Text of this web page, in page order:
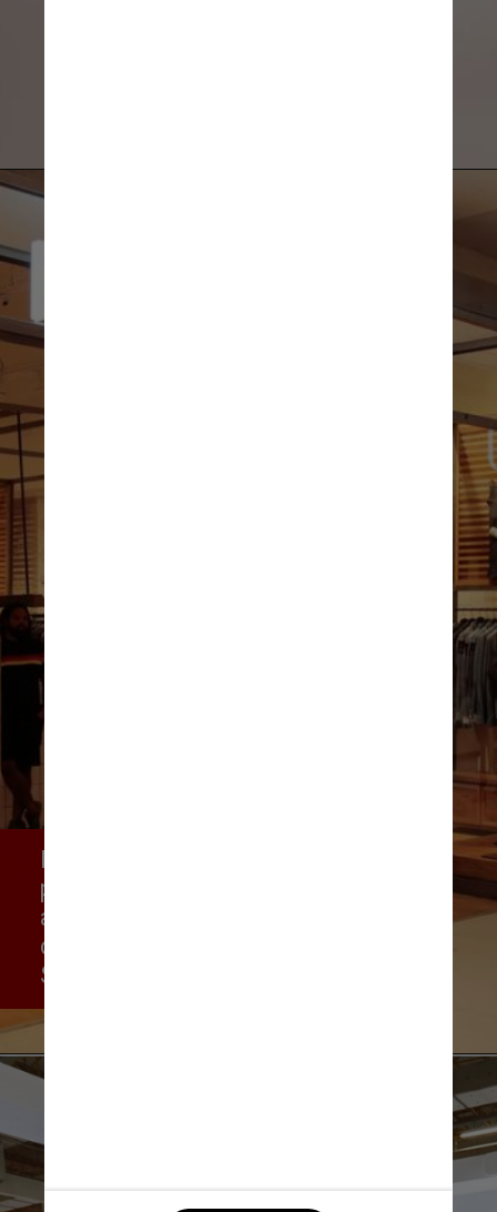
Nos últimos anos a Arezzo tem
promovido uma série de
aquisições, incluindo marcas
como Reserva, Carol Bassi,
Sunset, HG e Calçados Vicenza